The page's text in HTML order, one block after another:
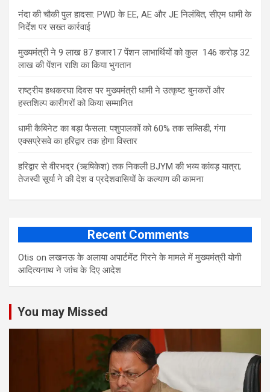
नंदा की चौकी पुल हादसा: PWD के EE, AE और JE निलंबित, सीएम धामी के
निर्देश पर सख्त कार्रवाई
मुख्यमंत्री ने 9 लाख 87 हजार17 पेंशन लाभार्थियों को कुल 146 करोड़ 32
लाख की पेंशन राशि का किया भुगतान
राष्ट्रीय हथकरघा दिवस पर मुख्यमंत्री धामी ने उत्कृष्ट बुनकरों और
हस्तशिल्प कारीगरों को किया सम्मानित
​धामी कैबिनेट का बड़ा फैसला: पशुपालकों को 60% तक सब्सिडी, गंगा
एक्सप्रेसवे का हरिद्वार तक होगा विस्तार
​हरिद्वार से वीरभद्र (ऋषिकेश) तक निकली BJYM की भव्य कांवड़ यात्रा;
तेजस्वी सूर्या ने की देश व प्रदेशवासियों के कल्याण की कामना
Recent Comments
Otis onलखनऊ के अलाया अपार्टमेंट गिरने के मामले में मुख्‍यमंत्री योगी
आद‍ित्‍यनाथ ने जांच के द‍िए आदेश
You may Missed